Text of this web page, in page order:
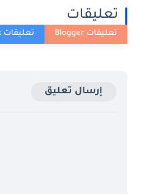
تعليقات
إرسال تعليق